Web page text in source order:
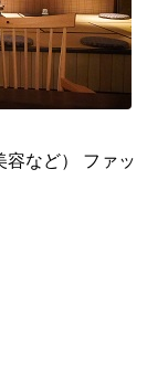
容など） ファッ